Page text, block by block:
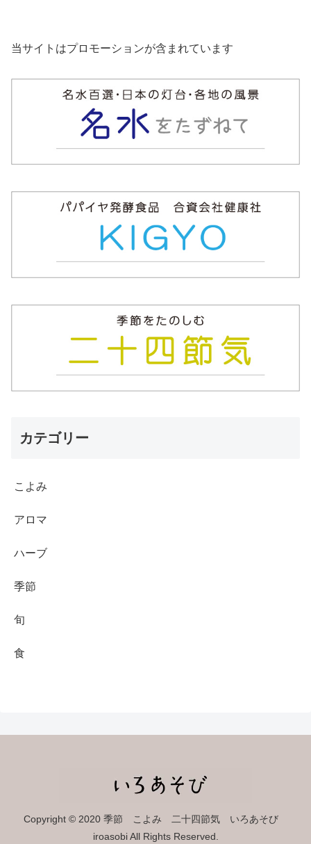
当サイトはプロモーションが含まれています
カテゴリー
こよみ
アロマ
ハーブ
季節
旬
食
Copyright © 2020 季節 こよみ 二十四節気 いろあそび
iroasobi All Rights Reserved.